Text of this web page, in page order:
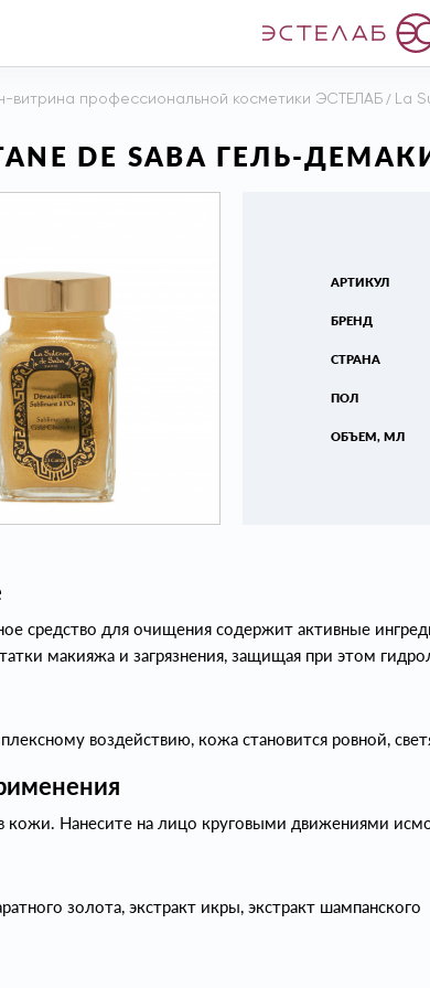
витрина профессиональной косметики ЭСТЕЛАБ / La
DE SABA ГЕЛЬ-
АРТИКУЛ
БРЕНД
СТРАНА
ПОЛ
ОБЪЕМ, МЛ
средство для очищения содержит активные
макияжа и загрязнения, защищая при этом
воздействию, кожа становится ровной,
кожи. Нанесите на лицо круговыми движениями
золота, экстракт икры, экстракт шампанского